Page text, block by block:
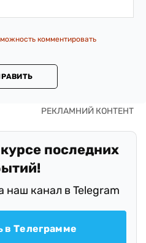
комментировать
последних
наш канал в Telegram
в Телеграмме